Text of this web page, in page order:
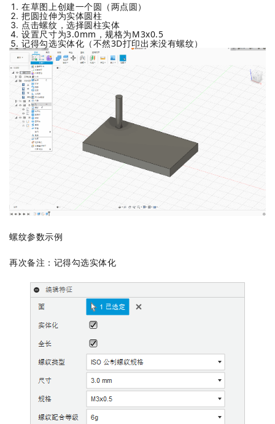
在草图上创建一个圆（两点圆）
把圆拉伸为实体圆柱
点击螺纹，选择圆柱实体
设置尺寸为3.0mm，规格为M3x0.5
记得勾选实体化（不然3D打印出来没有螺纹）
螺纹参数示例
再次备注：记得勾选实体化